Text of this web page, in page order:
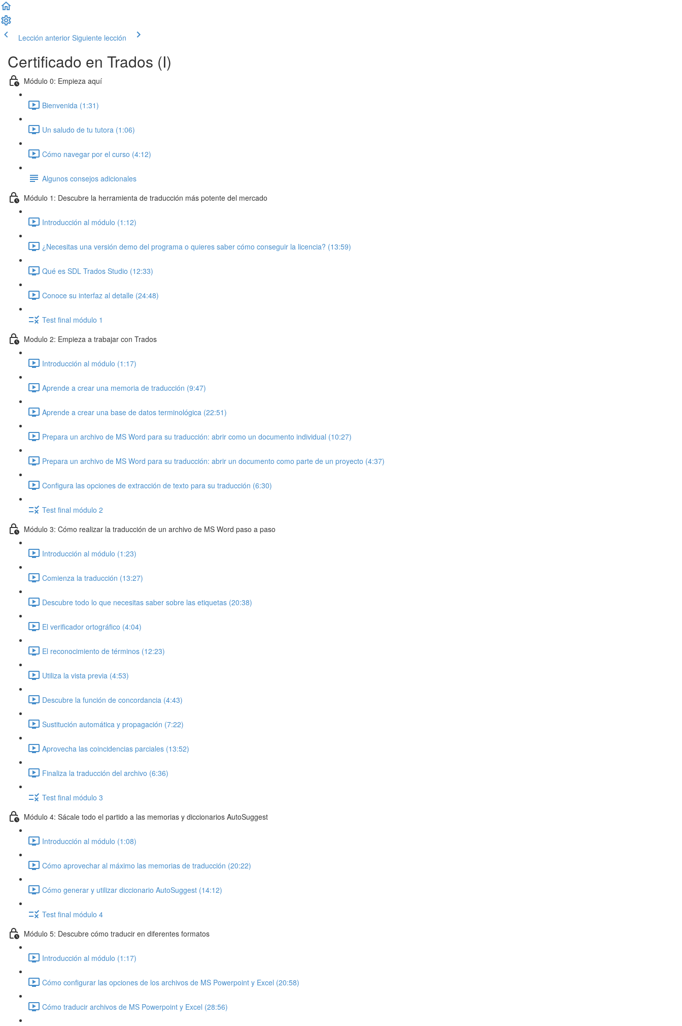
Lección anterior Siguiente lección
Certificado en Trados (I)
Módulo 0: Empieza aquí
Bienvenida (1:31)
Un saludo de tu tutora (1:06)
Cómo navegar por el curso (4:12)
Algunos consejos adicionales
Módulo 1: Descubre la herramienta de traducción más potente del mercado
Introducción al módulo (1:12)
¿Necesitas una versión demo del programa o quieres saber cómo conseguir la licencia? (13:59)
Qué es SDL Trados Studio (12:33)
Conoce su interfaz al detalle (24:48)
Test final módulo 1
Modulo 2: Empieza a trabajar con Trados
Introducción al módulo (1:17)
Aprende a crear una memoria de traducción (9:47)
Aprende a crear una base de datos terminológica (22:51)
Prepara un archivo de MS Word para su traducción: abrir como un documento individual (10:27)
Prepara un archivo de MS Word para su traducción: abrir un documento como parte de un proyecto (4:37)
Configura las opciones de extracción de texto para su traducción (6:30)
Test final módulo 2
Módulo 3: Cómo realizar la traducción de un archivo de MS Word paso a paso
Introducción al módulo (1:23)
Comienza la traducción (13:27)
Descubre todo lo que necesitas saber sobre las etiquetas (20:38)
El verificador ortográfico (4:04)
El reconocimiento de términos (12:23)
Utiliza la vista previa (4:53)
Descubre la función de concordancia (4:43)
Sustitución automática y propagación (7:22)
Aprovecha las coincidencias parciales (13:52)
Finaliza la traducción del archivo (6:36)
Test final módulo 3
Módulo 4: Sácale todo el partido a las memorias y diccionarios AutoSuggest
Introducción al módulo (1:08)
Cómo aprovechar al máximo las memorias de traducción (20:22)
Cómo generar y utilizar diccionario AutoSuggest (14:12)
Test final módulo 4
Módulo 5: Descubre cómo traducir en diferentes formatos
Introducción al módulo (1:17)
Cómo configurar las opciones de los archivos de MS Powerpoint y Excel (20:58)
Cómo traducir archivos de MS Powerpoint y Excel (28:56)